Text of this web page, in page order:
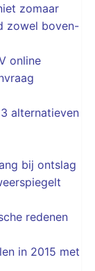
zomaar
zowel boven-
online
alternatieven
bij ontslag
redenen
in 2015 met